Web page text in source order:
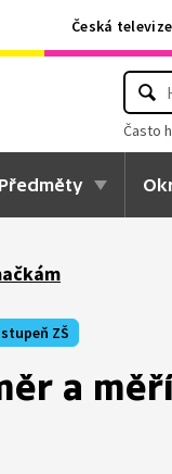
Česká televize
Často
Předměty
ZŠ
a